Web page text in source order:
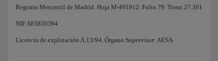
Registro Mercantil de Madrid. Hoja M-491912. Folio 79. Tomo 27.301
NIF A85850394
Licencia de explotación A.13/94. Órgano Supervisor: AESA